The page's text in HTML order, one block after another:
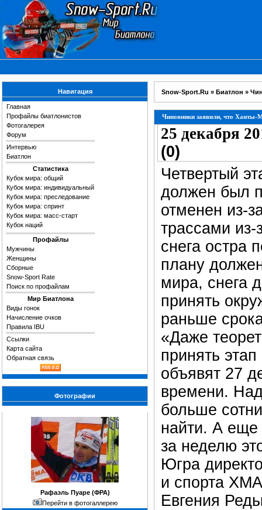
Навигация
Главная
Профайлы биатлонистов
Фотогалерея
Форум
Интервью
Биатлон
Статистика
Кубок мира: общий
Кубок мира: индивидуальный
Кубок мира: преследование
Кубок мира: спринт
Кубок мира: масс-старт
Кубок наций
Профайлы
Мужчины
Женщины
Сборные
Snow-Sport Rate
Поиск по профайлам
Мир Биатлона
Виды гонок
Начисление очков
Правила IBU
Ссылки
Карта сайта
Обратная связь
Фотографии
Рафаэль Пуаре (ФРА)
Перейти в фотогаллерею
Snow-Sport.Ru » Биатлон »
Чиновники заявили, что Ханты-
25 декабря
(0)
Четвертый
должен был
отменен из-
трассами из-
снега остра
плану
мира, снега
принять
раньше
«Даже
принять
объявят 27
времени.
больше
найти. А еще
за неделю
Югра
и спорта
Евгения